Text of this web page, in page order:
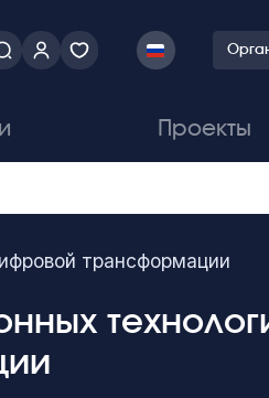
Проекты
трансформации